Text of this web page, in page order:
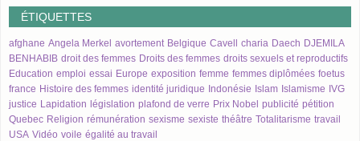
ÉTIQUETTES
afghane Angela Merkel avortement Belgique Cavell charia Daech DJEMILA
BENHABIB droit des femmes Droits des femmes droits sexuels et reproductifs
Education emploi essai Europe exposition femme femmes diplômées foetus
france Histoire des femmes identité juridique Indonésie Islam Islamisme IVG
justice Lapidation législation plafond de verre Prix Nobel publicité pétition
Quebec Religion rémunération sexisme sexiste théâtre Totalitarisme travail
USA Vidéo voile égalité au travail